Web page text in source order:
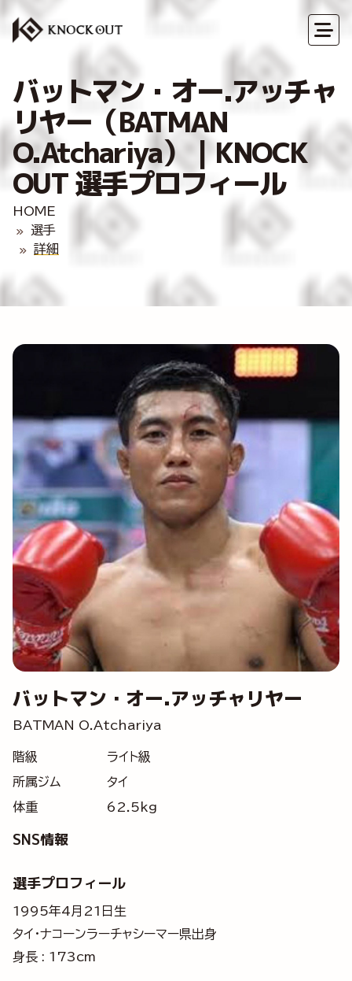
バットマン・オー.アッチャ
リヤー（BATMAN
O.Atchariya）｜KNOCK
OUT 選手プロフィール
HOME
選手
詳細
バットマン・オー.アッチャリヤー
BATMAN O.Atchariya
階級
ライト級
所属ジム
タイ
体重
62.5kg
SNS情報
選手プロフィール
1995年4月21日生
タイ・ナコーンラーチャシーマー県出身
身長 : 173cm